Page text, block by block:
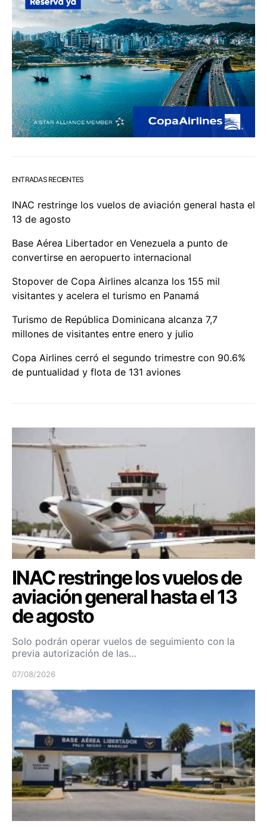
ENTRADAS RECIENTES
INAC restringe los vuelos de aviación general hasta el
13 de agosto
Base Aérea Libertador en Venezuela a punto de
convertirse en aeropuerto internacional
Stopover de Copa Airlines alcanza los 155 mil
visitantes y acelera el turismo en Panamá
Turismo de República Dominicana alcanza 7,7
millones de visitantes entre enero y julio
Copa Airlines cerró el segundo trimestre con 90.6%
de puntualidad y flota de 131 aviones
INAC restringe los vuelos de
aviación general hasta el 13
de agosto
Solo podrán operar vuelos de seguimiento con la
previa autorización de las…
07/08/2026